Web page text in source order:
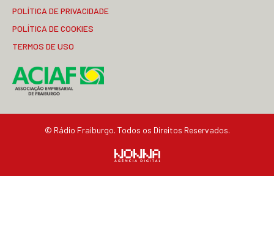
POLÍTICA DE PRIVACIDADE
POLÍTICA DE COOKIES
TERMOS DE USO
© Rádio Fraiburgo. Todos os Direitos Reservados.